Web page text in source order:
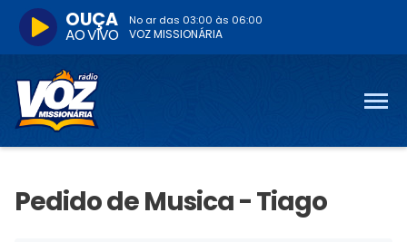
No ar das 03:00 às 06:00
VOZ MISSIONÁRIA
OUÇA
AO VIVO
Pedido de Musica - Tiago